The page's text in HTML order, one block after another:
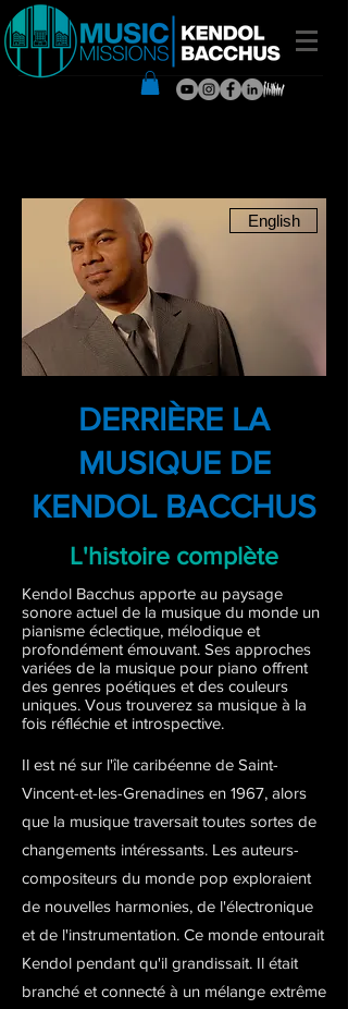
English
DERRIÈRE LA
MUSIQUE DE
KENDOL BACCHUS
L'histoire complète
Kendol Bacchus apporte au paysage
sonore actuel de la musique du monde un
pianisme éclectique, mélodique et
profondément émouvant. Ses approches
variées de la musique pour piano offrent
des genres poétiques et des couleurs
uniques. Vous trouverez sa musique à la
fois réfléchie et introspective.
Il est né sur l'île caribéenne de Saint-
Vincent-et-les-Grenadines en 1967, alors
que la musique traversait toutes sortes de
changements intéressants. Les auteurs-
compositeurs du monde pop exploraient
de nouvelles harmonies, de l'électronique
et de l'instrumentation. Ce monde entourait
Kendol pendant qu'il grandissait. Il était
branché et connecté à un mélange extrême